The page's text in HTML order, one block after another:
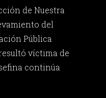
de Nuestra
del
Pública
víctima de
continúa